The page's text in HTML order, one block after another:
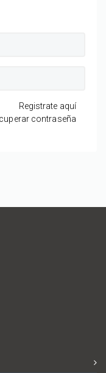
Registrate aquí
contraseña